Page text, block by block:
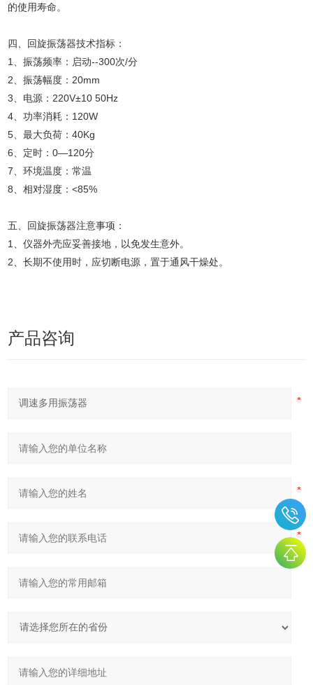
的使用寿命。
四、回旋振荡器技术指标：
1、振荡频率：启动--300次/分
2、振荡幅度：20mm
3、电源：220V±10 50Hz
4、功率消耗：120W
5、最大负荷：40Kg
6、定时：0—120分
7、环境温度：常温
8、相对湿度：<85%
五、回旋振荡器注意事项：
1、仪器外壳应妥善接地，以免发生意外。
2、长期不使用时，应切断电源，置于通风干燥处。
产品咨询